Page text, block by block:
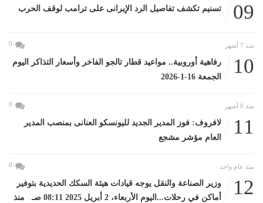
09 تسنيم تكشف تفاصيل الرد الإيرانى على ترامب لوقف الحرب
منذ 7 أشهر 0
10
رفاهية أوروبية.. مواعيد قطار تالجو الفاخر وأسعار التذاكر اليوم
الجمعة 16-1-2026
منذ 8 أشهر 0
11
لافروف: فوز المدير الجديد لليونسكو العنانى بمنصب المدير
العام مؤشر مشجع
منذ عام واحد 0
12
وزير الصناعة والنقل يوجه قيادات هيئة السكك الحديدية بتوفير
أماكن في رحلات...اليوم الأربعاء، 2 أبريل 2025 08:11 صـ منذ